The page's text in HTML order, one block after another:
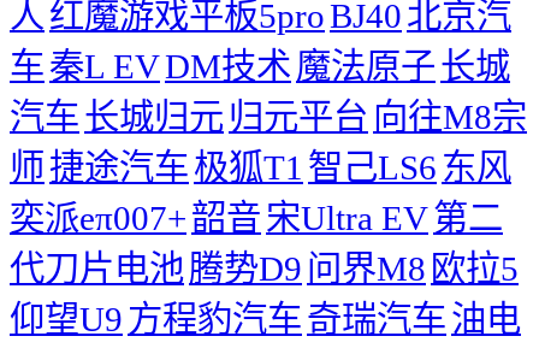
人 红魔游戏平板5proBJ40北京汽
车秦L EVDM技术 魔法原子长城
汽车长城归元 归元平台 向往M8宗
师 捷途汽车极狐T1 智己LS6 东风
奕派eπ007+韶音 宋Ultra EV第二
代刀片电池腾势D9 问界M8 欧拉5
仰望U9 方程豹汽车奇瑞汽车油电